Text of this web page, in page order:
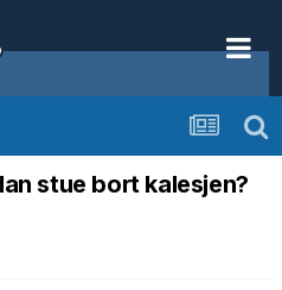
stue bort kalesjen?